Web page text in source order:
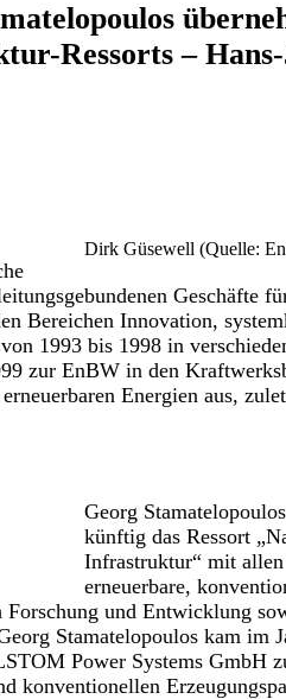
Ressorts –
Dirk Güsewell (Quelle:
Geschäfte
Bereichen Innovation,
1993 bis 1998 in
zur EnBW in den
Energien aus,
Georg
künftig das Ressort
Infrastruktur“ mit
erneuerbare,
und Entwicklung
Stamatelopoulos kam im
Power Systems GmbH
konventionellen